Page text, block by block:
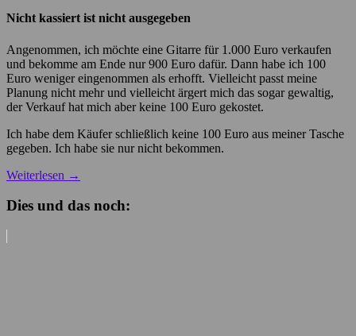
Nicht kassiert ist nicht ausgegeben
Angenommen, ich möchte eine Gitarre für 1.000 Euro verkaufen
und bekomme am Ende nur 900 Euro dafür. Dann habe ich 100
Euro weniger eingenommen als erhofft. Vielleicht passt meine
Planung nicht mehr und vielleicht ärgert mich das sogar gewaltig,
der Verkauf hat mich aber keine 100 Euro gekostet.
Ich habe dem Käufer schließlich keine 100 Euro aus meiner Tasche
gegeben. Ich habe sie nur nicht bekommen.
Weiterlesen →
Dies und das noch: